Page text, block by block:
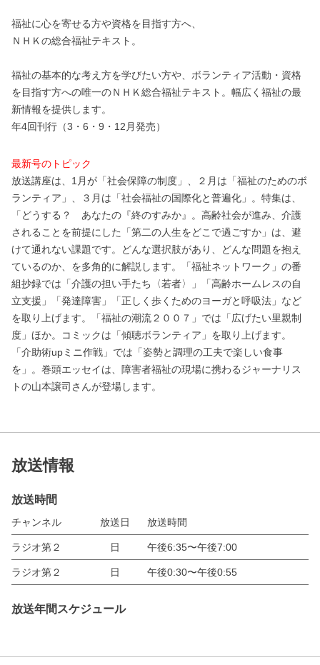
福祉に心を寄せる方や資格を目指す方へ、
ＮＨＫの総合福祉テキスト。
福祉の基本的な考え方を学びたい方や、ボランティア活動・資格
を目指す方への唯一のＮＨＫ総合福祉テキスト。幅広く福祉の最
新情報を提供します。
年4回刊行（3・6・9・12月発売）
最新号のトピック
放送講座は、1月が「社会保障の制度」、２月は「福祉のためのボ
ランティア」、３月は「社会福祉の国際化と普遍化」。特集は、
「どうする？ あなたの『終のすみか』。高齢社会が進み、介護
されることを前提にした「第二の人生をどこで過ごすか」は、避
けて通れない課題です。どんな選択肢があり、どんな問題を抱え
ているのか、を多角的に解説します。「福祉ネットワーク」の番
組抄録では「介護の担い手たち〈若者〉」「高齢ホームレスの自
立支援」「発達障害」「正しく歩くためのヨーガと呼吸法」など
を取り上げます。「福祉の潮流２００７」では「広げたい里親制
度」ほか。コミックは「傾聴ボランティア」を取り上げます。
「介助術upミニ作戦」では「姿勢と調理の工夫で楽しい食事
を」。巻頭エッセイは、障害者福祉の現場に携わるジャーナリス
トの山本譲司さんが登場します。
放送情報
放送時間
チャンネル 放送日 放送時間
ラジオ第２ 日 午後6:35〜午後7:00
ラジオ第２ 日 午後0:30〜午後0:55
放送年間スケジュール